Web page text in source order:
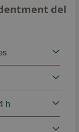
del
h